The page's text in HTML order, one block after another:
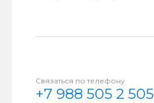
Связаться по телефону
+7 988 505 2 505